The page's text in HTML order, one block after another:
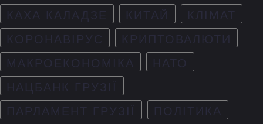
КАХА КАЛАДЗЕ
КИТАЙ
КЛІМАТ
КОРОНАВІРУС
КРИПТОВАЛЮТИ
МАКРОЕКОНОМІКА
НАТО
НАЦБАНК ГРУЗІЇ
ПАРЛАМЕНТ ГРУЗІЇ
ПОЛІТИКА